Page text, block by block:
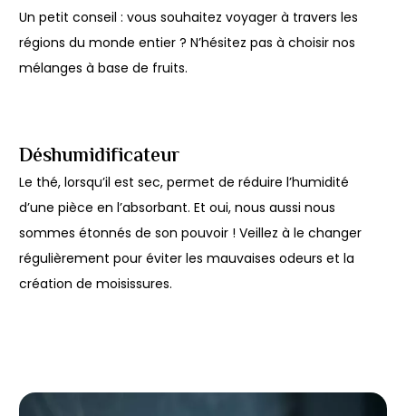
Un petit conseil : vous souhaitez voyager à travers les
régions du monde entier ? N’hésitez pas à choisir nos
mélanges à base de fruits.
Déshumidificateur
Le thé, lorsqu’il est sec, permet de réduire l’humidité
d’une pièce en l’absorbant. Et oui, nous aussi nous
sommes étonnés de son pouvoir ! Veillez à le changer
régulièrement pour éviter les mauvaises odeurs et la
création de moisissures.